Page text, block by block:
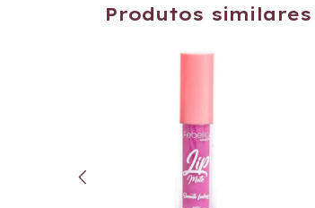
Produtos similares